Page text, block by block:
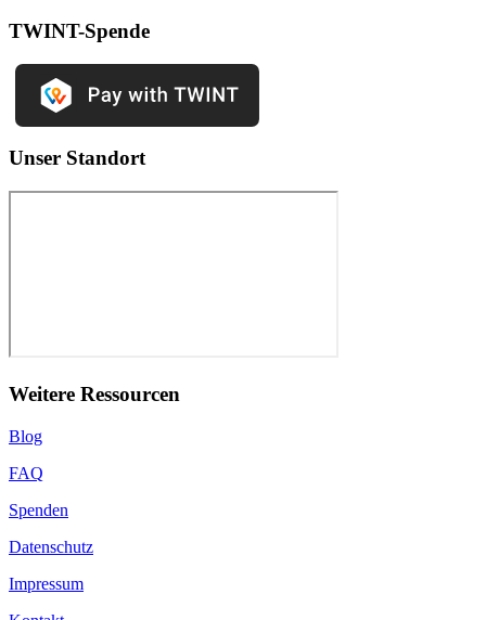
TWINT-Spende
Unser Standort
Weitere Ressourcen
Blog
FAQ
Spenden
Datenschutz
Impressum